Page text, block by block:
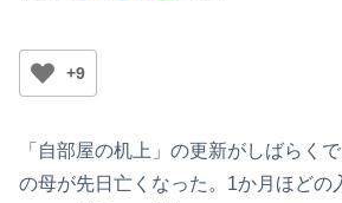
+9
「自部屋の机上」の更新がしばらく
の母が先日亡くなった。1か月ほどの